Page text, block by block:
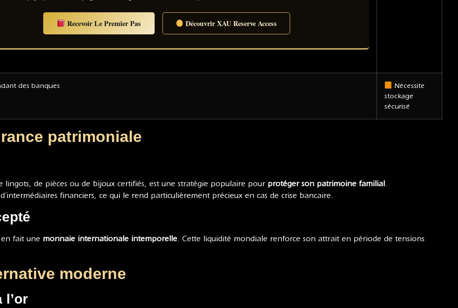
Recevoir Le Premier Pas Découvrir XAU Reserve Access
des banques
Nécessite
stockage
sécurisé
patrimoniale
lingots, de pièces ou de bijoux certifiés, est une stratégie populaire pour protéger son patrimoine familial.
financiers, ce qui le rend particulièrement précieux en cas de crise bancaire.
fait une monnaie internationale intemporelle. Cette liquidité mondiale renforce son attrait en période de tensions
moderne
l’or